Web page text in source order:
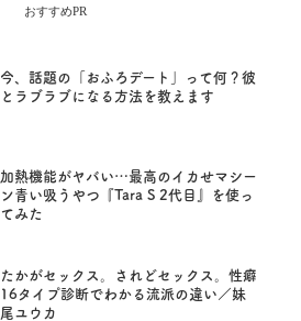
おすすめPR
今、話題の「おふろデート」って何？彼
とラブラブになる方法を教えます
加熱機能がヤバい…最高のイカせマシー
ン青い吸うやつ『Tara S 2代目』を使っ
てみた
たかがセックス。されどセックス。性癖
16タイプ診断でわかる流派の違い／妹
尾ユウカ